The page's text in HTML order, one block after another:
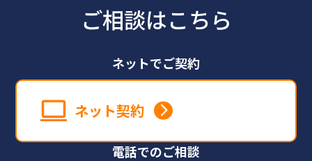
ご相談はこちら
ネットでご契約
ネット契約
電話でのご相談